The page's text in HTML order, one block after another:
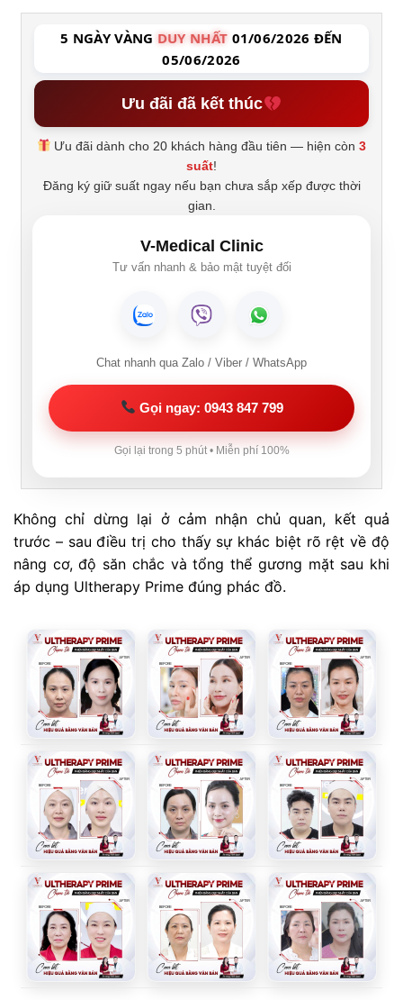
5 NGÀY VÀNG DUY NHẤT 01/06/2026 ĐẾN
05/06/2026
Ưu đãi đã kết thúc
Ưu đãi dành cho 20 khách hàng đầu tiên — hiện còn3
suất!
Đăng ký giữ suất ngay nếu bạn chưa sắp xếp được thời
gian.
V-Medical Clinic
Tư vấn nhanh & bảo mật tuyệt đối
Chat nhanh qua Zalo / Viber / WhatsApp
Gọi ngay: 0943 847 799
Gọi lại trong 5 phút • Miễn phí 100%
Không chỉ dừng lại ở cảm nhận chủ quan, kết quả
trước – sau điều trị cho thấy sự khác biệt rõ rệt về độ
nâng cơ, độ săn chắc và tổng thể gương mặt sau khi
áp dụng Ultherapy Prime đúng phác đồ.